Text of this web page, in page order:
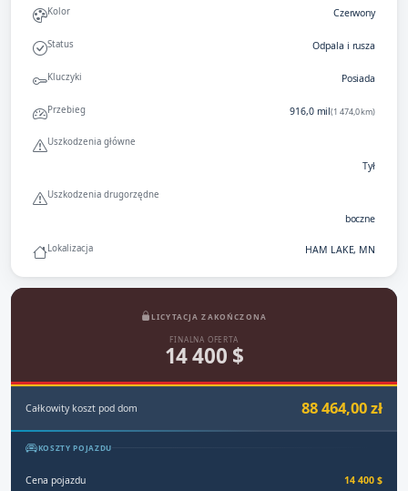
Kolor Czerwony
Status Odpala i rusza
Kluczyki Posiada
Przebieg 916,0 mil(1 474,0 km)
Uszkodzenia główne
Tył
Uszkodzenia drugorzędne
boczne
Lokalizacja HAM LAKE, MN
LICYTACJA ZAKOŃCZONA
FINALNA OFERTA
14 400 $
Całkowity koszt pod dom 88 464,00 zł
KOSZTY POJAZDU
Cena pojazdu 14 400 $